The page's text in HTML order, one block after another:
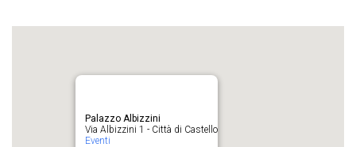
Palazzo Albizzini
Via Albizzini 1 - Città di Castello
Eventi